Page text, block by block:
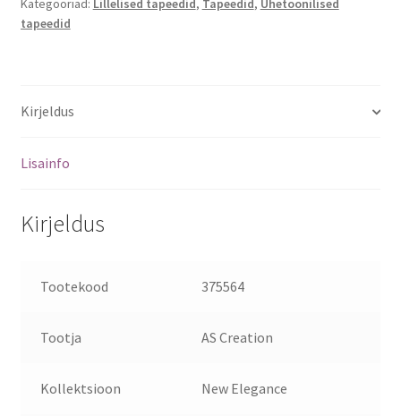
Kategooriad: Lillelised tapeedid, Tapeedid, Ühetoonilised
tapeedid
Kirjeldus
Lisainfo
Kirjeldus
Tootekood 375564
Tootja AS Creation
Kollektsioon New Elegance